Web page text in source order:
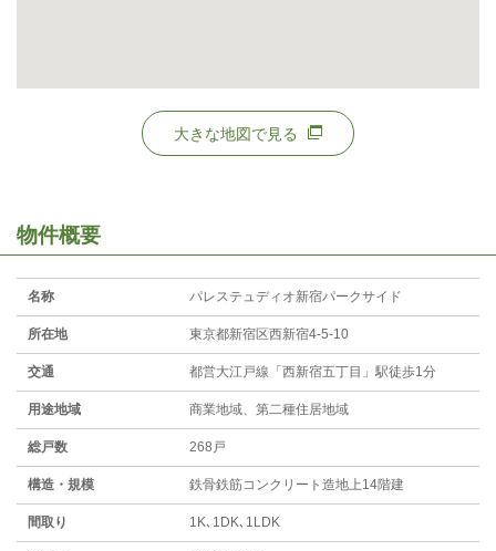
大きな地図で見る
物件概要
名称 パレステュディオ新宿パークサイド
所在地 東京都新宿区西新宿4-5-10
交通 都営大江戸線「西新宿五丁目」駅徒歩1分
用途地域 商業地域、第二種住居地域
総戸数 268戸
構造・規模 鉄骨鉄筋コンクリート造地上14階建
間取り 1K､1DK､1LDK